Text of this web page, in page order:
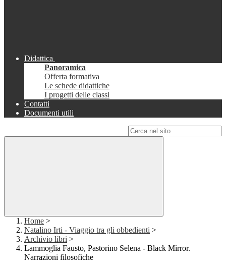
Didattica
Panoramica
Offerta formativa
Le schede didattiche
I progetti delle classi
Contatti
Documenti utili
Home >
Natalino Irti - Viaggio tra gli obbedienti >
Archivio libri >
Lammoglia Fausto, Pastorino Selena - Black Mìrror.
Narrazioni filosofiche